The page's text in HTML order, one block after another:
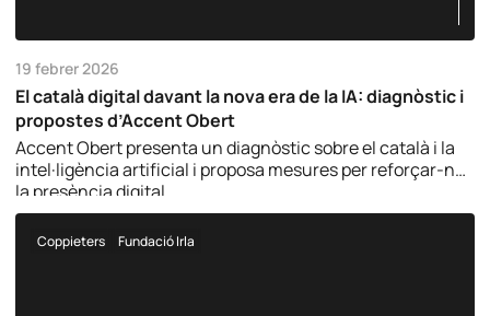
19 febrer 2026
El català digital davant la nova era de la IA: diagnòstic i
propostes d’Accent Obert
Accent Obert presenta un diagnòstic sobre el català i la
intel·ligència artificial i proposa mesures per reforçar-ne
la presència digital.
Coppieters Fundació Irla